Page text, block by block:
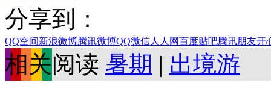
分享到：
QQ空间新浪微博腾讯微博QQ微信人人网百度贴吧腾讯朋友开
相关阅读 暑期 | 出境游